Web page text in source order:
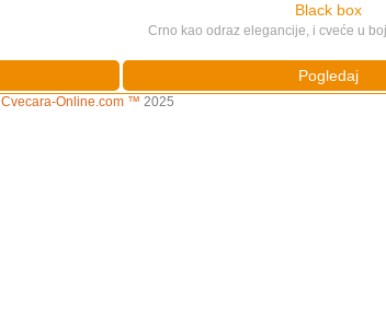
Black box
Crno kao odraz elegancije, i cveće u
Pogledaj
Cvecara-Online.com ™ 2025